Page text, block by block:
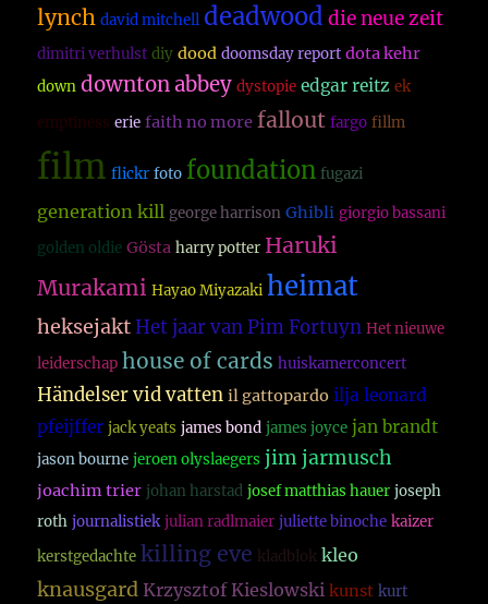
lynch david mitchell deadwood die neue zeit
dimitri verhulst diy dood doomsday report dota kehr
down downton abbey dystopie edgar reitz ek
emptiness erie faith no more fallout fargo fillm
film flickr foto foundation fugazi
generation kill george harrison Ghibli giorgio bassani
golden oldie Gösta harry potter Haruki
Murakami Hayao Miyazaki heimat
heksejakt Het jaar van Pim Fortuyn Het nieuwe
leiderschap house of cards huiskamerconcert
Händelser vid vatten il gattopardo ilja leonard
pfeijffer jack yeats james bond james joyce jan brandt
jason bourne jeroen olyslaegers jim jarmusch
joachim trier johan harstad josef matthias hauer joseph
roth journalistiek julian radlmaier juliette binoche kaizer
kerstgedachte killing eve kladblok kleo
knausgard Krzysztof Kieslowski kunst kurt